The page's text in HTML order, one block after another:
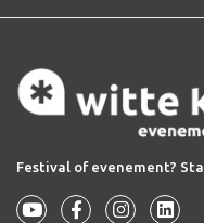
Festival of evenement?